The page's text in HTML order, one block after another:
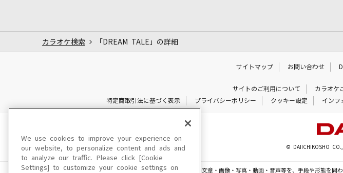
カラオケ検索 「DREAM TALE」の詳細
サイトマップ お問い合わせ
サイトのご利用について カラオケ
特定商取引法に基づく表示
プライバシーポリシー クッキー設定 インフ
© DAIICHIKOSHO
このサイトに掲載されている一切の文章・画像・写真・動画・音声等を、手段や形態を問
We use cookies to improve your experience on
our website, to personalize content and ads and
to analyze our traffic. Please click [Cookie
Settings] to customize your cookie settings on